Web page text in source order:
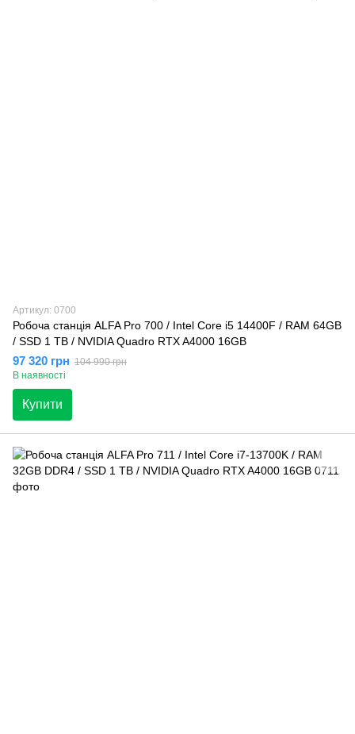
Артикул: 0700
Робоча станція ALFA Pro 700 / Intel Core i5 14400F / RAM 64GB
/ SSD 1 TB / NVIDIA Quadro RTX A4000 16GB
97 320 грн 104 990 грн
В наявності
Купити